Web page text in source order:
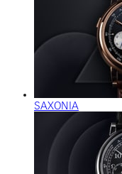
SAXONIA